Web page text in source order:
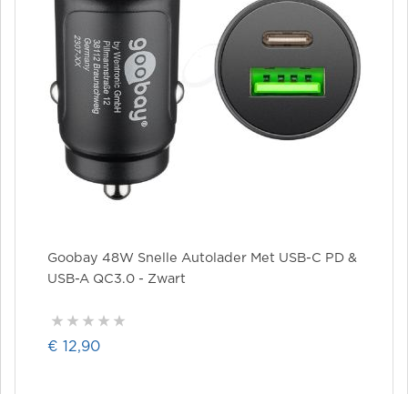
Goobay 48W Snelle Autolader Met USB-C PD &
USB-A QC3.0 - Zwart
€ 12,90